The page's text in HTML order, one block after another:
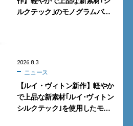
ルクテック｣のモノグラムバッ
2026.8.3
ニュース
【ルイ・ヴィトン新作】軽やか
で上品な新素材｢ルイ･ヴィトン
シルクテック｣を使用したモノ